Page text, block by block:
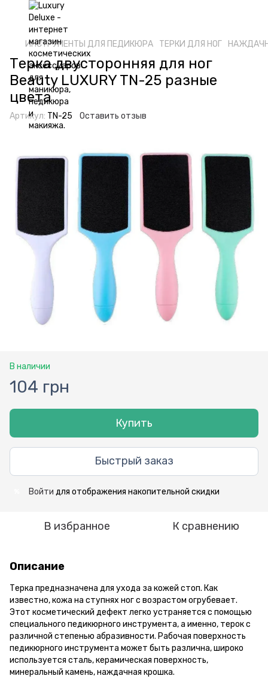
ИНСТРУМЕНТЫ ДЛЯ ПЕДИКЮРА ТЕРКИ ДЛЯ НОГ
Терка двусторонняя для ног
Beauty LUXURY TN-25 разные
цвета
Артикул: TN-25 Оставить отзыв
В наличии
104 грн
Купить
Быстрый заказ
Войти для отображения накопительной скидки
В избранное К сравнению
Описание
Терка предназначена для ухода за кожей стоп. Как
известно, кожа на ступнях ног с возрастом огрубевает.
Этот косметический дефект легко устраняется с помощью
специального педикюрного инструмента, а именно, терок с
различной степенью абразивности. Рабочая поверхность
педикюрного инструмента может быть различна, широко
используется сталь, керамическая поверхность,
минеральный камень, наждачная крошка.